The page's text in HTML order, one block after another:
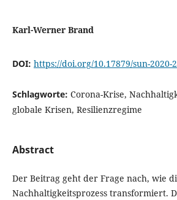
Karl-Werner Brand
DOI: https://doi.org/10.17879/sun-2020-
Schlagworte: Corona-Krise,
globale Krisen, Resilienzregime
Abstract
Der Beitrag geht der Frage nach, wie
Nachhaltigkeitsprozess transformiert.